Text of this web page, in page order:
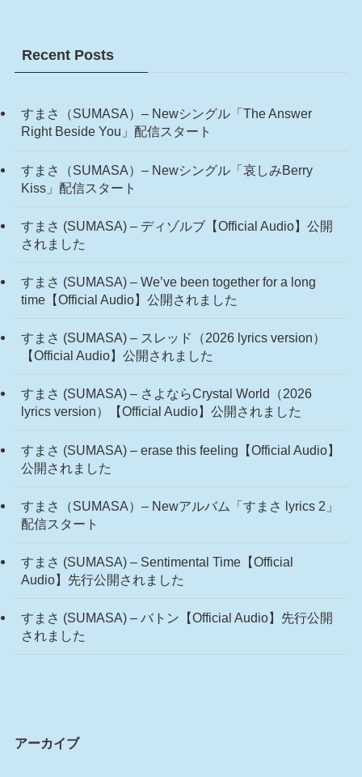
Recent Posts
すまさ（SUMASA）– Newシングル「The Answer
Right Beside You」配信スタート
すまさ（SUMASA）– Newシングル「哀しみBerry
Kiss」配信スタート
すまさ (SUMASA) – ディゾルブ【Official Audio】公開
されました
すまさ (SUMASA) – We’ve been together for a long
time【Official Audio】公開されました
すまさ (SUMASA) – スレッド（2026 lyrics version）
【Official Audio】公開されました
すまさ (SUMASA) – さよならCrystal World（2026
lyrics version）【Official Audio】公開されました
すまさ (SUMASA) – erase this feeling【Official Audio】
公開されました
すまさ（SUMASA）– Newアルバム「すまさ lyrics 2」
配信スタート
すまさ (SUMASA) – Sentimental Time【Official
Audio】先行公開されました
すまさ (SUMASA) – バトン【Official Audio】先行公開
されました
アーカイブ